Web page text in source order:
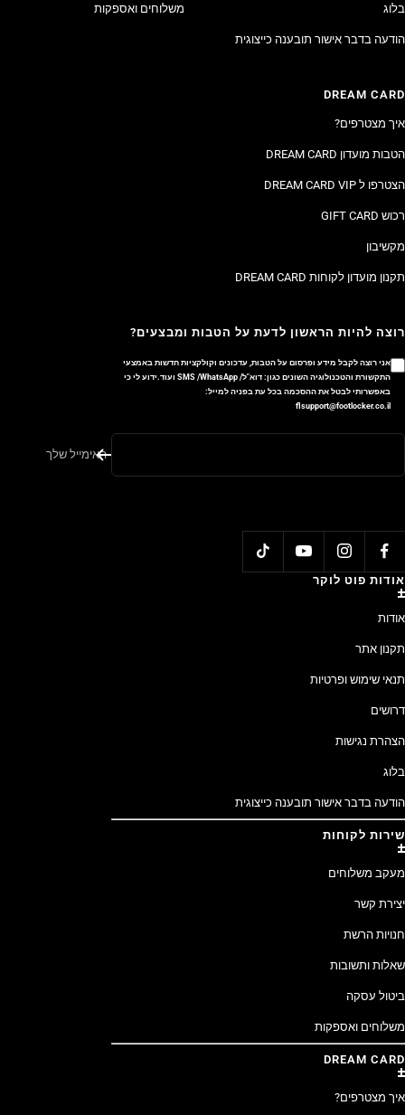
בלוג
הודעה בדבר אישור תובענה כייצוגית
משלוחים ואספקות
DREAM CARD
איך מצטרפים?
הטבות מועדון DREAM CARD
הצטרפו ל DREAM CARD VIP
רכוש GIFT CARD
מקשיבון
תקנון מועדון לקוחות DREAM CARD
רוצה להיות הראשון לדעת על הטבות ומבצעים?
אני רוצה לקבל מידע ופרסום על הטבות, עדכונים וקולקציות חדשות באמצעי
התקשורת והטכנולוגיה השונים כגון: דוא"ל/ SMS /WhatsApp ועוד.ידוע לי כי
באפשרותי לבטל את ההסכמה בכל עת בפניה למייל:
flsupport@footlocker.co.il
האימייל שלך
אודות פוט לוקר
אודות
תקנון אתר
תנאי שימוש ופרטיות
דרושים
הצהרת נגישות
בלוג
הודעה בדבר אישור תובענה כייצוגית
שירות לקוחות
מעקב משלוחים
יצירת קשר
חנויות הרשת
שאלות ותשובות
ביטול עסקה
משלוחים ואספקות
DREAM CARD
איך מצטרפים?